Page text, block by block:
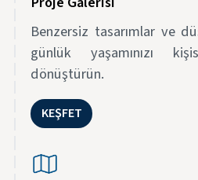
Benzersiz tasarımlar ve
günlük yaşamınızı
dönüştürün.
KEŞFET